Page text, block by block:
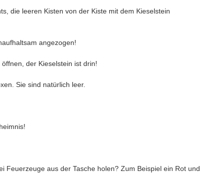
die leeren Kisten von der Kiste mit dem Kieselstein
angezogen!
öffnen, der Kieselstein ist drin!
Sie sind natürlich leer.
Feuerzeuge aus der Tasche holen? Zum Beispiel ein Rot und